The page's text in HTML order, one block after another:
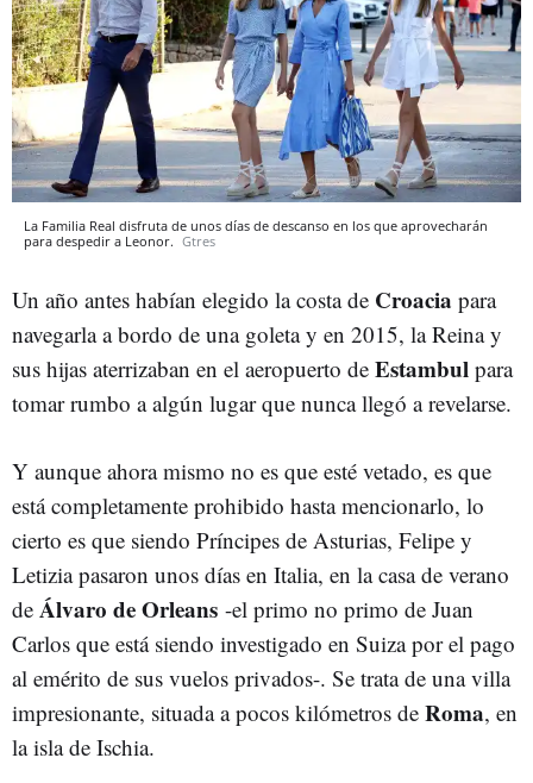
La Familia Real disfruta de unos días de descanso en los que aprovecharán
para despedir a Leonor. Gtres
Un año antes habían elegido la costa de Croacia para
navegarla a bordo de una goleta y en 2015, la Reina y
sus hijas aterrizaban en el aeropuerto de Estambul para
tomar rumbo a algún lugar que nunca llegó a revelarse.
Y aunque ahora mismo no es que esté vetado, es que
está completamente prohibido hasta mencionarlo, lo
cierto es que siendo Príncipes de Asturias, Felipe y
Letizia pasaron unos días en Italia, en la casa de verano
de Álvaro de Orleans -el primo no primo de Juan
Carlos que está siendo investigado en Suiza por el pago
al emérito de sus vuelos privados-. Se trata de una villa
impresionante, situada a pocos kilómetros de Roma, en
la isla de Ischia.